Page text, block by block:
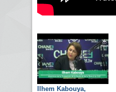
Ilhem Kabouya,